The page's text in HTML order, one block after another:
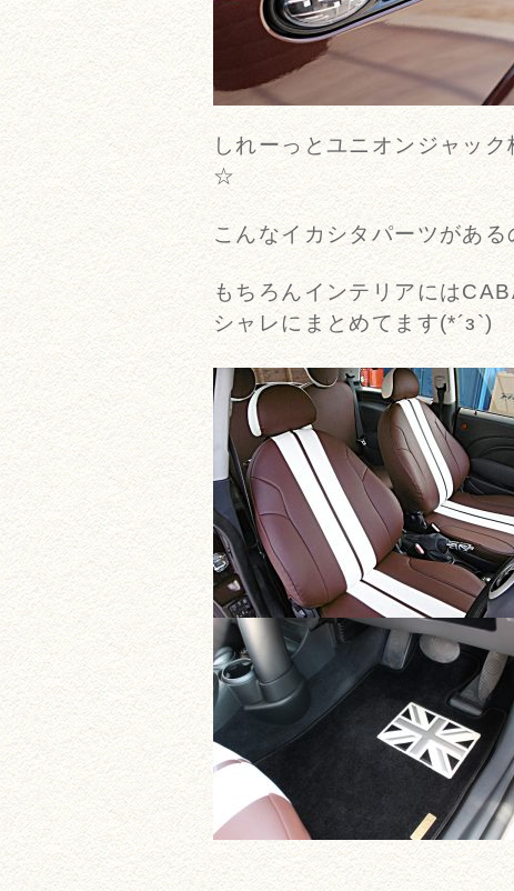
しれーっとユニオンジャッ
☆
こんなイカシタパーツがあ
もちろんインテリアには
シャレにまとめてます(*´з`)